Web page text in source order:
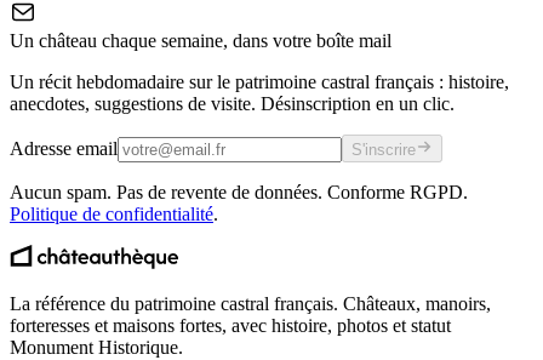
Un château chaque semaine, dans votre boîte mail
Un récit hebdomadaire sur le patrimoine castral français : histoire,
anecdotes, suggestions de visite. Désinscription en un clic.
Adresse email S'inscrire
Aucun spam. Pas de revente de données. Conforme RGPD.
Politique de confidentialité.
La référence du patrimoine castral français. Châteaux, manoirs,
forteresses et maisons fortes, avec histoire, photos et statut
Monument Historique.